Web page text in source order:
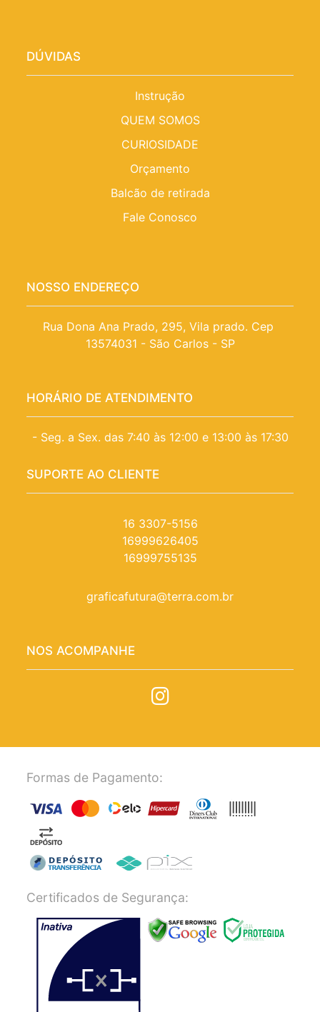
DÚVIDAS
Instrução
QUEM SOMOS
CURIOSIDADE
Orçamento
Balcão de retirada
Fale Conosco
NOSSO ENDEREÇO
Rua Dona Ana Prado, 295, Vila prado. Cep
13574031 - São Carlos - SP
HORÁRIO DE ATENDIMENTO
- Seg. a Sex. das 7:40 às 12:00 e 13:00 às 17:30
SUPORTE AO CLIENTE
16 3307-5156
16999626405
16999755135
graficafutura@terra.com.br
NOS ACOMPANHE
Formas de Pagamento:
Certificados de Segurança: